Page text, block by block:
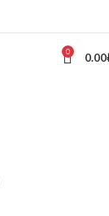
0 0.00